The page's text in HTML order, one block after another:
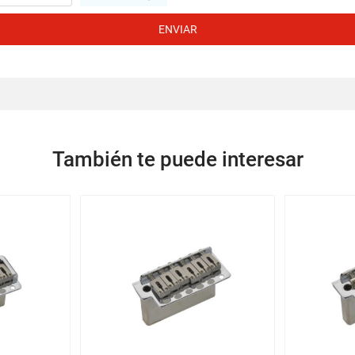
ENVIAR
También te puede interesar